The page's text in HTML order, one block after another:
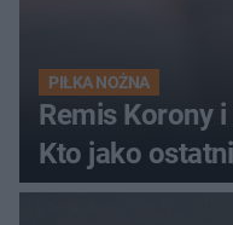
PIŁKA NOŻNA
Remis Korony
Kto jako